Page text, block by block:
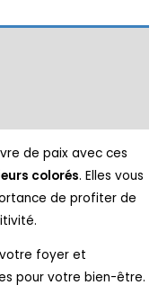
de paix avec ces
colorés. Elles vous
de profiter de
foyer et
pour votre bien-être.